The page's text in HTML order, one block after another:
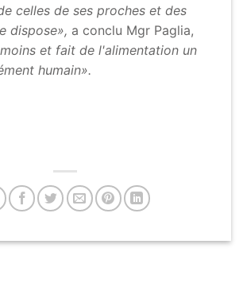
celles de ses proches et des
dispose», a conclu Mgr Paglia,
et fait de l'alimentation un
humain».